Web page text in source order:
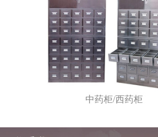
中药柜/西药柜